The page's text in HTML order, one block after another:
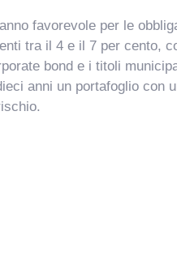
favorevole per le
tra il 4 e il 7 per cento,
bond e i titoli
anni un portafoglio con